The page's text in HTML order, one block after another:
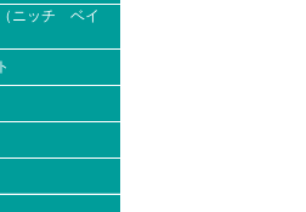
ニッチ ベイ